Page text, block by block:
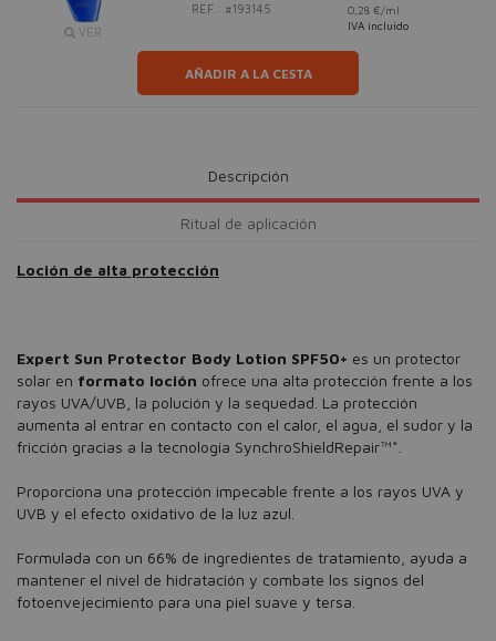
VER
REF.: #193145
0,28 €/ml
IVA incluido
AÑADIR A LA CESTA
Descripción
Ritual de aplicación
Loción de alta protección
Expert Sun Protector Body Lotion SPF50+ es un protector
solar en formato loción ofrece una alta protección frente a los
rayos UVA/UVB, la polución y la sequedad. La protección
aumenta al entrar en contacto con el calor, el agua, el sudor y la
fricción gracias a la tecnología SynchroShieldRepair™*.
Proporciona una protección impecable frente a los rayos UVA y
UVB y el efecto oxidativo de la luz azul.
Formulada con un 66% de ingredientes de tratamiento, ayuda a
mantener el nivel de hidratación y combate los signos del
fotoenvejecimiento para una piel suave y tersa.